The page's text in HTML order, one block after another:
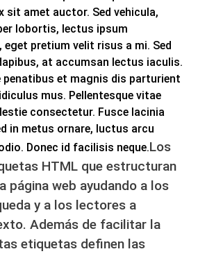
sit amet auctor. Sed vehicula,
lobortis, lectus ipsum
pretium velit risus a mi. Sed
at accumsan lectus iaculis.
penatibus et magnis dis parturient
mus. Pellentesque vitae
consectetur. Fusce lacinia
in metus ornare, luctus arcu
Donec id facilisis neque.Los
HTML que estructuran
página web ayudando a los
y a los lectores a
Además de facilitar la
etiquetas definen las